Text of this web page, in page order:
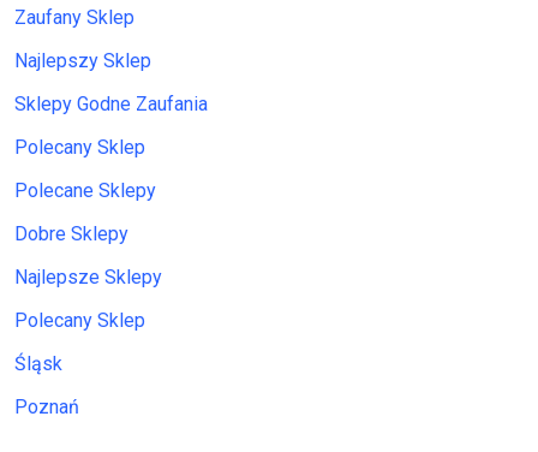
Zaufany Sklep
Najlepszy Sklep
Sklepy Godne Zaufania
Polecany Sklep
Polecane Sklepy
Dobre Sklepy
Najlepsze Sklepy
Polecany Sklep
Śląsk
Poznań